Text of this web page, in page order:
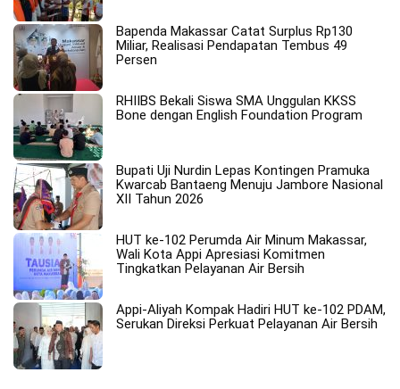
Bapenda Makassar Catat Surplus Rp130
Miliar, Realisasi Pendapatan Tembus 49
Persen
RHIIBS Bekali Siswa SMA Unggulan KKSS
Bone dengan English Foundation Program
Bupati Uji Nurdin Lepas Kontingen Pramuka
Kwarcab Bantaeng Menuju Jambore Nasional
XII Tahun 2026
HUT ke-102 Perumda Air Minum Makassar,
Wali Kota Appi Apresiasi Komitmen
Tingkatkan Pelayanan Air Bersih
Appi-Aliyah Kompak Hadiri HUT ke-102 PDAM,
Serukan Direksi Perkuat Pelayanan Air Bersih